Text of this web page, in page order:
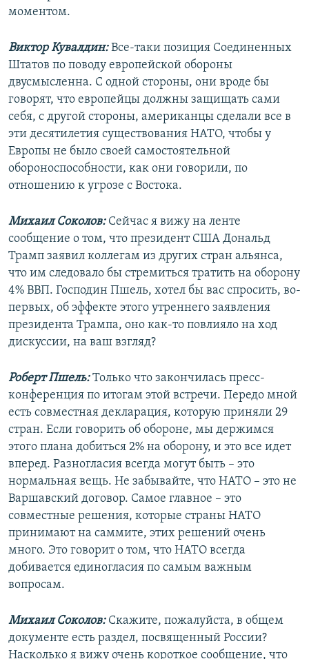
моментом.
Виктор Кувалдин:Все-таки позиция Соединенных
Штатов по поводу европейской обороны
двусмысленна. С одной стороны, они вроде бы
говорят, что европейцы должны защищать сами
себя, с другой стороны, американцы сделали все в
эти десятилетия существования НАТО, чтобы у
Европы не было своей самостоятельной
обороноспособности, как они говорили, по
отношению к угрозе с Востока.
Михаил Соколов:Сейчас я вижу на ленте
сообщение о том, что президент США Дональд
Трамп заявил коллегам из других стран альянса,
что им следовало бы стремиться тратить на оборону
4% ВВП. Господин Пшель, хотел бы вас спросить, во-
первых, об эффекте этого утреннего заявления
президента Трампа, оно как-то повлияло на ход
дискуссии, на ваш взгляд?
Роберт Пшель:Только что закончилась пресс-
конференция по итогам этой встречи. Передо мной
есть совместная декларация, которую приняли 29
стран. Если говорить об обороне, мы держимся
этого плана добиться 2% на оборону, и это все идет
вперед. Разногласия всегда могут быть – это
нормальная вещь. Не забывайте, что НАТО – это не
Варшавский договор. Самое главное – это
совместные решения, которые страны НАТО
принимают на саммите, этих решений очень
много. Это говорит о том, что НАТО всегда
добивается единогласия по самым важным
вопросам.
Михаил Соколов:Скажите, пожалуйста, в общем
документе есть раздел, посвященный России?
Насколько я вижу очень короткое сообщение, что